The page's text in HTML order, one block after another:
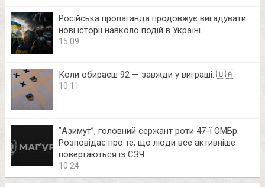
Російська пропаганда продовжує вигадувати
нові історії навколо подій в Україні
15:09
Коли обираєш 92 — завжди у виграші. 🇺🇦
10:11
⁨”Азимут”, головний сержант роти 47-ї ОМБр.
Розповідає про те, що люди все активніше
повертаються із СЗЧ.
10:24